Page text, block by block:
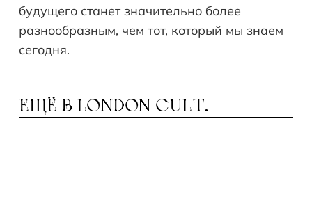
будущего станет значительно более
разнообразным, чем тот, который мы знаем
сегодня.
ЕЩЁ В LONDON CULT.